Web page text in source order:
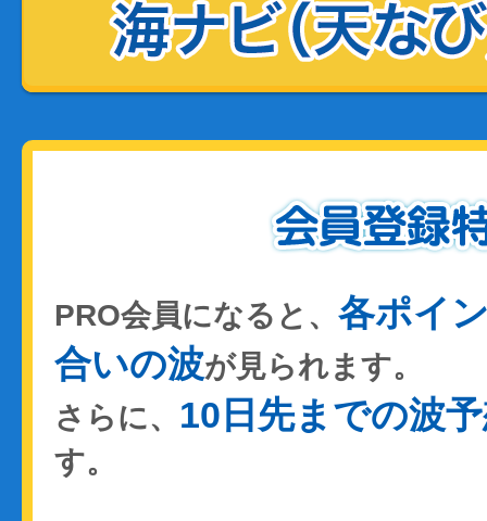
PRO会員になると、 各ポイ
合いの波が見られます。
さらに、 10日先までの波
す。